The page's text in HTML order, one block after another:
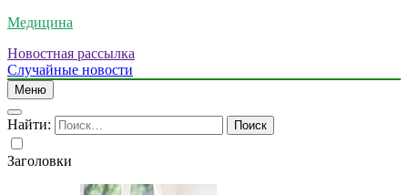
Медицина
Новостная рассылка
Случайные новости
Меню
Найти:
Заголовки